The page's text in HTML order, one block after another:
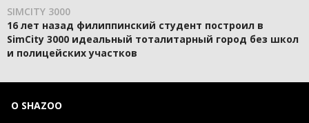
SIMCITY 3000
16 лет назад филиппинский студент построил в
SimCity 3000 идеальный тоталитарный город без школ
и полицейских участков
О SHAZOO